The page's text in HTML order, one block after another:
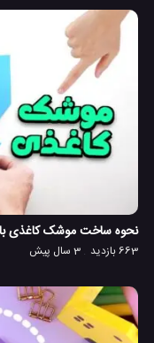
نحوه ساخت موشک کاغذی
663 بازدید 3 سال پیش